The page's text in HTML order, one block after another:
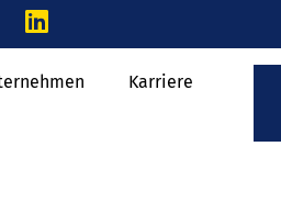
Karriere